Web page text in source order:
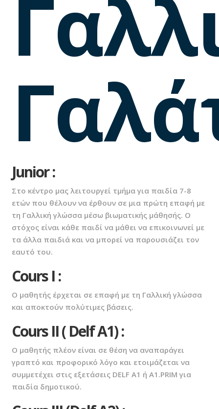
Junior :
Στο κέντρο μας λειτουργεί τμήμα για παιδία 7-8
ετών που θέλουν να έρθουν σε μια πρώτη επαφή με
τη Γαλλική γλώσσα μέσω βιωματικής μάθησής. Ο
στόχος είναι κάθε παιδί να μάθει να επικοινωνεί με
τα άλλα παιδιά και να μπορεί να παρουσιάζει τον
εαυτό του.
Cours Ι :
Ο μαθητής έρχεται σε επαφή με τη Γαλλική γλώσσα
και αποκτούν πολύτιμες βάσεις.
Cours II ( Delf A1) :
Ο μαθητής πλέον είναι σε θέση να αναπαράγει
γραπτό και προφορικό λόγο και ετοιμάζεται να
συμμετέχει στις εξετάσεις DELF A1 ή Α1.PRIM για
παιδία δημοτικού.